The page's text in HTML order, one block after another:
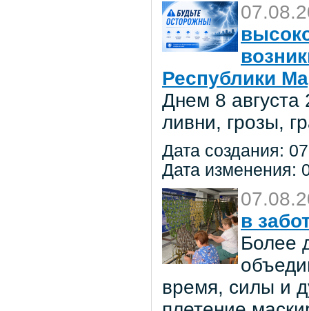
Республики
Днем 8
ливни, грозы,
Дата создания:
Дата изменения:
в
Более
время, силы и